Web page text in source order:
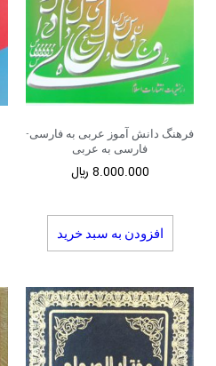
فرهنگ دانش آموز عربی به فارسی-
فارسی به عربی
8.000.000 ﷼
افزودن به سبد خرید